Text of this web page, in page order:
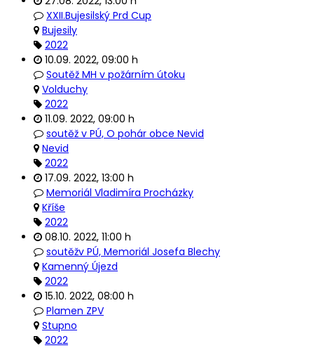
XXII.Bujesilský Prd Cup
Bujesily
2022
10.09. 2022, 09:00 h
Soutěž MH v požárním útoku
Volduchy
2022
11.09. 2022, 09:00 h
soutěž v PÚ, O pohár obce Nevid
Nevid
2022
17.09. 2022, 13:00 h
Memoriál Vladimíra Procházky
Kříše
2022
08.10. 2022, 11:00 h
soutěžv PÚ, Memoriál Josefa Blechy
Kamenný Újezd
2022
15.10. 2022, 08:00 h
Plamen ZPV
Stupno
2022